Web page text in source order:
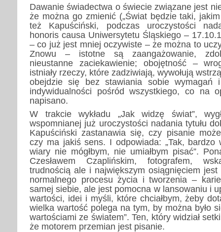
Dawanie świadectwa o świecie związane jest
że można go zmienić („Świat będzie taki,
też Kapuściński, podczas uroczystości
honoris causa Uniwersytetu Śląskiego –
– co już jest mniej oczywiste – że można to
Znowu – istotne są zaangażowanie,
nieustanne zaciekawienie; obojętność –
istniały rzeczy, które zadziwiają, wywołują
obejdzie się bez stawiania sobie wymagań
indywidualności pośród wszystkiego, co na
napisano.
W trakcie wykładu „Jak widzę świat”,
wspomnianej już uroczystości nadania tytułu
Kapuściński zastanawia się, czy pisanie
czy ma jakiś sens. I odpowiada: „Tak,
wiary nie mógłbym, nie umiałbym pisać”.
Czesławem Czaplińskim, fotografem,
trudnością ale i największym osiągnięciem
normalnego procesu życia i tworzenia –
samej siebie, ale jest pomocna w lansowaniu i
wartości, idei i myśli, które chciałbym, żeby
wielka wartość polega na tym, by można było
wartościami ze światem”. Ten, który widział
że motorem przemian jest pisanie.